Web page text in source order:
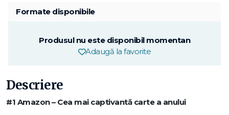
Formate disponibile
Produsul nu este disponibil momentan
Adaugă la favorite
Descriere
#1 Amazon – Cea mai captivantă carte a anului